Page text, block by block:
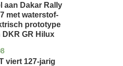
aan Dakar Rally
met waterstof-
prototype
DKR GR Hilux
viert 127-jarig